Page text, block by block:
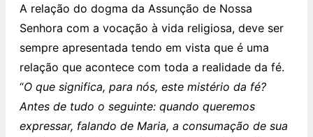
A relação do dogma da Assunção de Nossa
Senhora com a vocação à vida religiosa, deve ser
sempre apresentada tendo em vista que é uma
relação que acontece com toda a realidade da fé.
“O que significa, para nós, este mistério da fé?
Antes de tudo o seguinte: quando queremos
expressar, falando de Maria, a consumação de sua